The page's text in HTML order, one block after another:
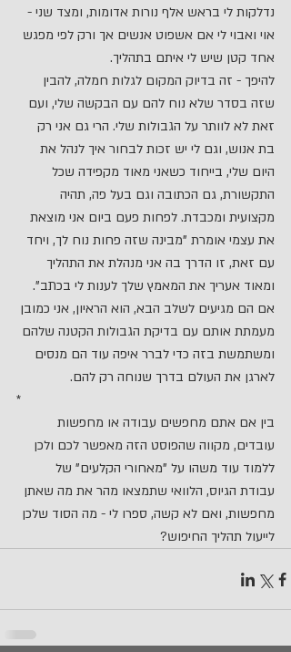
נדלקות לי בראש אלף נורות אדומות, ומצד שני -
אוי ואבוי לי אם אשפוט אנשים אך ורק לפי מפגש
אחד קטן שיש לי איתם בתהליך.
להיפך - זה בדיוק המקום לגלות חמלה, להבין
שזה בסדר שלא נוח להם עם הבקשה שלי, ועם
זאת לא לוותר על הגבולות שלי. הרי גם אני רק
בת אנוש, וגם לי יש זכות לבחור איך לנהל את
היום שלי, בייחוד כשאני מאוד מקפידה שכל
התקשורת, גם הכתובה וגם בעל פה, תהיה
מקצועית ומכבדת. לפחות פעם ביום אני מוצאת
את עצמי אומרת "מבינה שזה פחות נוח לך, ויחד
עם זאת, זו הדרך בה אני מנהלת את התהליך
ומאוד אעריך את המאמץ שלך לענות לי בכתב".
אם הם מגיעים לשלב הבא, הוא הראיון, אני כמובן
מעמתת אותם עם בדיקת הגבולות הקטנה שלהם
ומשתמשת בזה כדי לברר איפה עוד הם מנסים
לארגן את העולם בדרך שנוחה רק להם.
*
בין אם אתם מחפשים עבודה או מחפשות
עובדים, מקווה שהפוסט הזה מאפשר לכם ולכן
ללמוד עוד משהו על "מאחורי הקלעים" של
עבודת הגיוס, הלוואי שתמצאו מהר את מה שאתן
מחפשות, ואם לא קשה, ספרו לי - מה הסוד שלכן
לייעול תהליך החיפוש?